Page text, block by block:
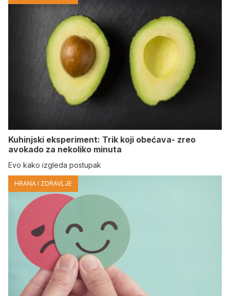
Kuhinjski eksperiment: Trik koji obećava- zreo
avokado za nekoliko minuta
Evo kako izgleda postupak
HRANA I ZDRAVLJE